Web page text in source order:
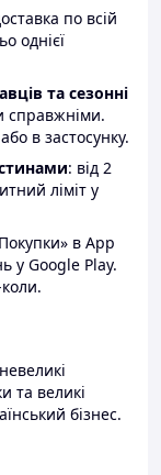
по всій
однієї
та сезонні
справжніми.
в застосунку.
: від 2
ліміт у
в App
у Google Play.
та великі
бізнес.